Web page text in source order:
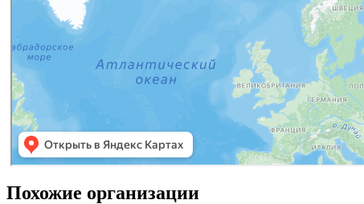
Похожие организации